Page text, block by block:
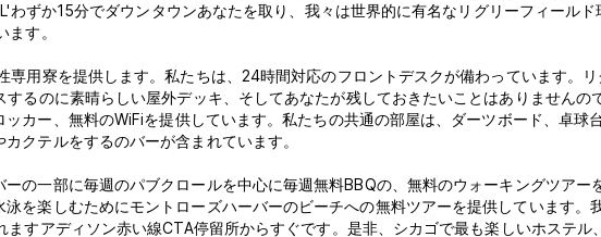
ずか15分でダウンタウンあなたを取り、我々は世界的に有名なリグリーフィールド
す。
用寮を提供します。私たちは、24時間対応のフロントデスクが備わ​​っています。
るのに素晴らしい屋外デッキ、そしてあなたが残しておきたいことはありませんの
カー、無料のWiFiを提供しています。私たちの共通の部屋は、ダーツボード、卓球
クテルをするのバーが含まれています。
の一部に毎週のパブクロールを中心に毎週無料BBQの、無料のウォーキングツアー
を楽しむためにモントローズハーバーのビーチへの無料ツアーを提供しています。
すアディソン赤い線CTA停留所からすぐです。是非、シカゴで最も楽しいホステル